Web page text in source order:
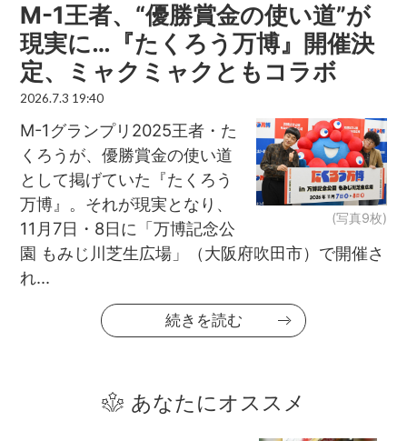
M-1王者、“優勝賞金の使い道”が
現実に…『たくろう万博』開催決
定、ミャクミャクともコラボ
2026.7.3 19:40
(写真9枚)
M-1グランプリ2025王者・た
くろうが、優勝賞金の使い道
として掲げていた『たくろう
万博』。それが現実となり、
11月7日・8日に「万博記念公
園 もみじ川芝生広場」（大阪府吹田市）で開催さ
れ...
続きを読む
あなたにオススメ